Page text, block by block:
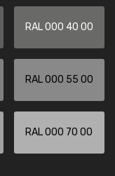
RAL 000 40 00
RAL 000 55 00
RAL 000 70 00